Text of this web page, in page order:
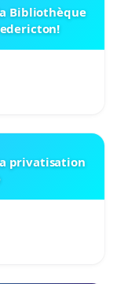
Bibliothèque
la privatisation